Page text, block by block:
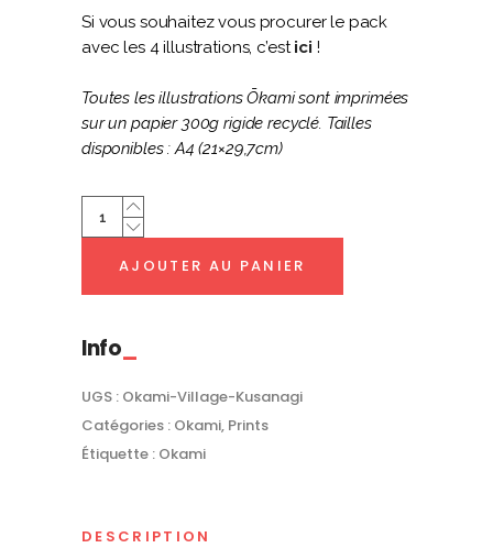
Si vous souhaitez vous procurer le pack
avec les 4 illustrations, c’estici !
Toutes les illustrations Ōkami sont imprimées
sur un papier 300g rigide recyclé. Tailles
disponibles : A4 (21×29,7cm)
Village
Kusanagi
AJOUTER AU PANIER
Info
UGS : Okami-Village-Kusanagi
Catégories : Okami, Prints
Étiquette : Okami
DESCRIPTION